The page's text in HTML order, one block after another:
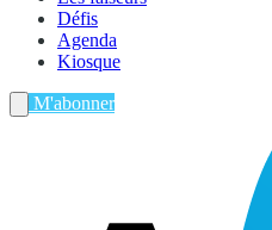
Défis
Agenda
Kiosque
M'abonner